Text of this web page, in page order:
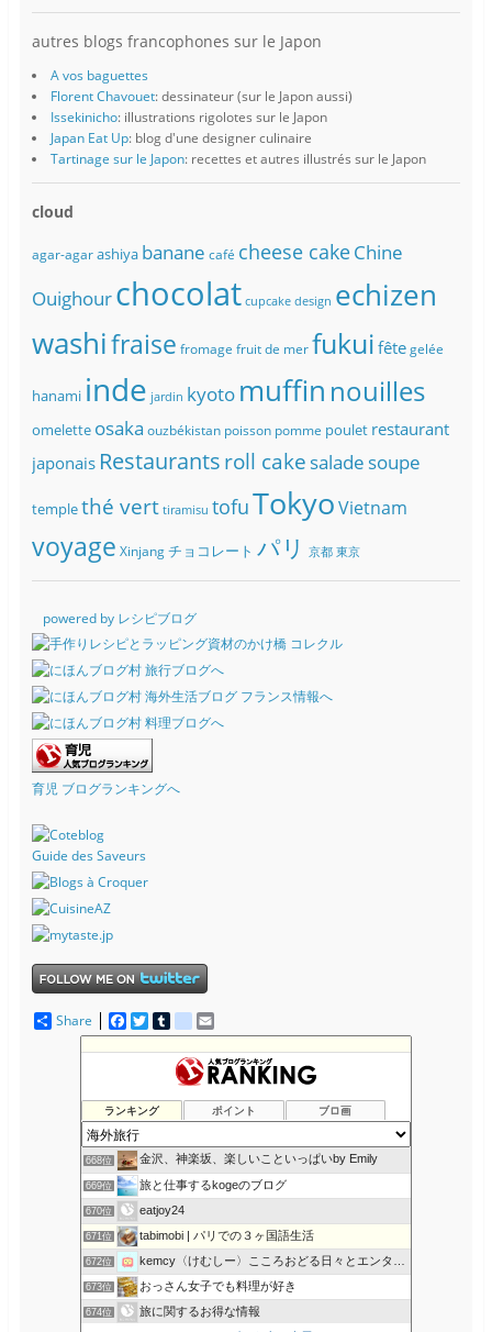
autres blogs francophones sur le Japon
A vos baguettes
Florent Chavouet: dessinateur (sur le Japon aussi)
Issekinicho: illustrations rigolotes sur le Japon
Japan Eat Up: blog d'une designer culinaire
Tartinage sur le Japon: recettes et autres illustrés sur le Japon
cloud
agar-agar ashiya banane café cheese cakeChine
Ouighourchocolat cupcake design echizen
washifraise fromage fruit de mer fukui fête gelée
hanami inde jardin kyoto muffin nouilles
omelette osaka ouzbékistan poisson pomme poulet restaurant
japonais Restaurantsroll cake salade soupe
templethé vert tiramisu tofuTokyoVietnam
voyage Xinjang チョコレート パリ 京都 東京
powered by レシピブログ
育児 ブログランキングへ
Guide des Saveurs
Share
F
a
c
o
o
k
T
w
i
e
r
T
u
m
b
d
e
l
i
c
o
u
s
m
a
i
l
ランキング ポイント ブロ画
ロシアの落日 Падение России
一読一喜
666位 Hello!! from Tokyo.
667位
668位 金沢、神楽坂、楽しいこといっぱいby Emily
669位 旅と仕事するkogeのブログ
670位 eatjoy24
671位 tabimobi | パリでの３ヶ国語生活
672位 kemcy〈けむしー〉こころおどる日々とエンターテインメント
673位 おっさん女子でも料理が好き
674位
旅に関するお得な情報